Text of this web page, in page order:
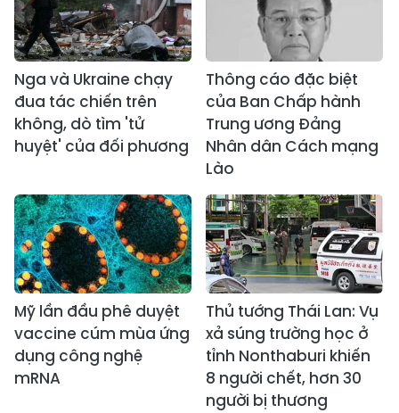
Nga và Ukraine chạy
đua tác chiến trên
không, dò tìm 'tử
huyệt' của đối phương
Thông cáo đặc biệt
của Ban Chấp hành
Trung ương Đảng
Nhân dân Cách mạng
Lào
Mỹ lần đầu phê duyệt
vaccine cúm mùa ứng
dụng công nghệ
mRNA
Thủ tướng Thái Lan: Vụ
xả súng trường học ở
tỉnh Nonthaburi khiến
8 người chết, hơn 30
người bị thương